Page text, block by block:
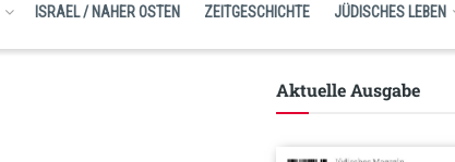
ISRAEL / NAHER OSTEN ZEITGESCHICHTE JÜDISCHES LEBEN
Aktuelle Ausgabe​